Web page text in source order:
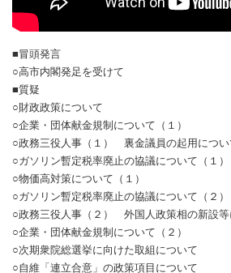
■冒頭発言
○高市内閣発足を受けて
■質疑
○財政政策について
○企業・団体献金規制について（１）
○政務三役人事（１） 裏金議員の起用につい
○ガソリン暫定税率廃止の協議について（１）
○物価高対策について（１）
○ガソリン暫定税率廃止の協議について（２）
○政務三役人事（２） 外国人政策相の新設等
○企業・団体献金規制について（２）
○次期衆院総選挙に向けた取組について
○自維「連立合意」の政策項目について